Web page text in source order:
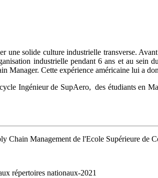
une solide culture industrielle transverse.
industrielle pendant 6 ans et au
Manager. Cette expérience américaine lui a
Ingénieur de SupAero, des étudiants en
Management de l'Ecole Supérieure de
répertoires nationaux-2021